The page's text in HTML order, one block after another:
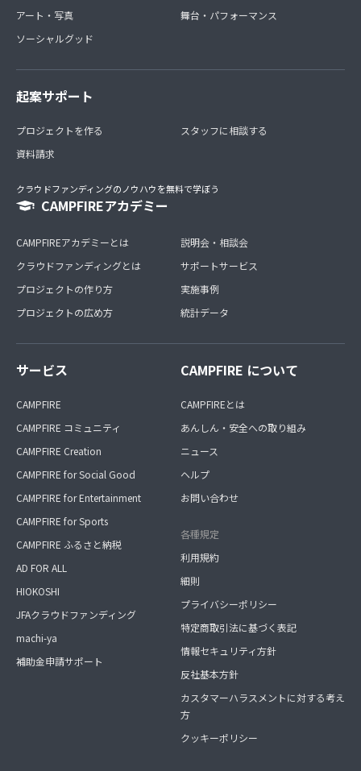
アート・写真
ソーシャルグッド
舞台・パフォーマンス
起案サポート
プロジェクトを作る
資料請求
スタッフに相談する
クラウドファンディングのノウハウを無料で学ぼう
CAMPFIREアカデミー
CAMPFIREアカデミーとは
クラウドファンディングとは
プロジェクトの作り方
プロジェクトの広め方
説明会・相談会
サポートサービス
実施事例
統計データ
サービス
CAMPFIRE
CAMPFIRE コミュニティ
CAMPFIRE Creation
CAMPFIRE for Social Good
CAMPFIRE for Entertainment
CAMPFIRE for Sports
CAMPFIRE ふるさと納税
AD FOR ALL
HIOKOSHI
JFAクラウドファンディング
machi-ya
補助金申請サポート
CAMPFIRE について
CAMPFIREとは
あんしん・安全への取り組み
ニュース
ヘルプ
お問い合わせ
各種規定
利用規約
細則
プライバシーポリシー
特定商取引法に基づく表記
情報セキュリティ方針
反社基本方針
カスタマーハラスメントに対する考え
方
クッキーポリシー